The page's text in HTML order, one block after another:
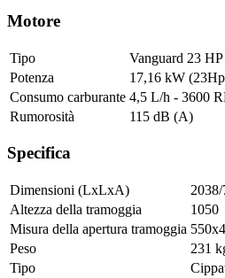
Motore
Tipo
Vanguard 23 HP
Potenza
17,16 kW
Consumo carburante 4,5 L/h - 3600
Rumorosità
115 dB (A)
Specifica
Dimensioni (LxLxA)
Altezza della tramoggia
1050
Misura della apertura tramoggia
Peso
231
Tipo